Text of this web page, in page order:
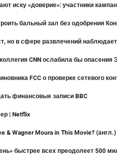
иску «доверие»: участники
бальный зал без одобрения
но в сфере развлечений
CNN ослабила бы
FCC о проверке сетевого
финансовые записи BBC
| Netflix
& Wagner Moura in This Movie?
быстрее всех преодолеет 500